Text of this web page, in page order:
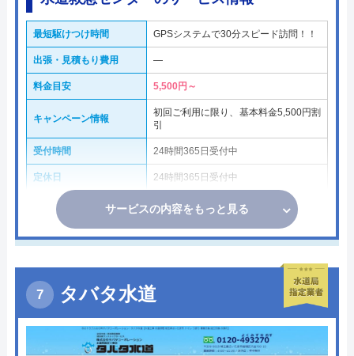
最短駆けつけ時間 GPSシステムで30分スピード訪問！！
出張・見積もり費用 ―
料金目安 5,500円～
キャンペーン情報
初回ご利用に限り、基本料金5,500円割
引
受付時間 24時間365日受付中
定休日 24時間365日受付中
サービスの内容をもっと見る
タバタ水道